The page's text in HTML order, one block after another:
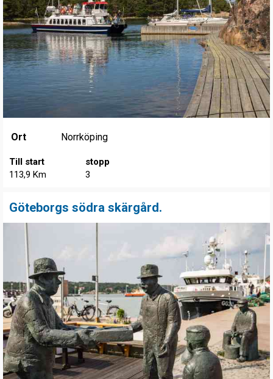
Ort Norrköping
Till start
113,9 Km
stopp
3
Göteborgs södra skärgård.